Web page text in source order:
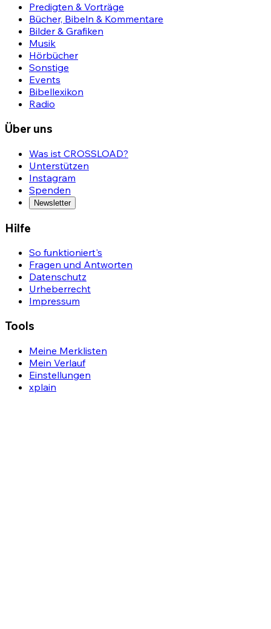
Predigten & Vorträge
Bücher, Bibeln & Kommentare
Bilder & Grafiken
Musik
Hörbücher
Sonstige
Events
Bibellexikon
Radio
Über uns
Was ist CROSSLOAD?
Unterstützen
Instagram
Spenden
Newsletter
Hilfe
So funktioniert's
Fragen und Antworten
Datenschutz
Urheberrecht
Impressum
Tools
Meine Merklisten
Mein Verlauf
Einstellungen
xplain